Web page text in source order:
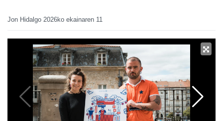
Jon Hidalgo 2026ko ekainaren 11